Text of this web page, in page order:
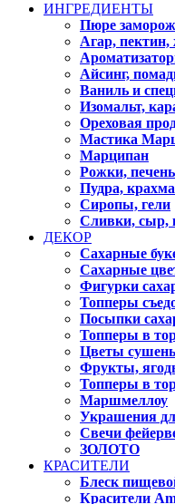
ИНГРЕДИЕНТЫ
Пюре
Агар, пектин,
Айсинг,
Ваниль и
Изомальт,
Ореховая
Мастика
Марципан
Рожки,
Пудра,
Сиропы, гели
Сливки, сыр,
ДЕКОР
Сахарные
Сахарные
Фигурки
Топперы
Посыпки
Топперы в
Цветы
Фрукты,
Топперы в
Маршмеллоу
Украшения
Свечи
ЗОЛОТО
КРАСИТЕЛИ
Блеск
Красители